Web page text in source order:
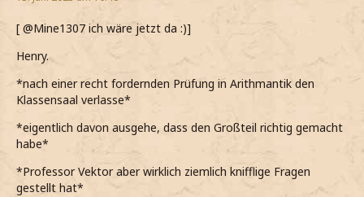
[ @Mine1307 ich wäre jetzt da :)]
Henry.
*nach einer recht fordernden Prüfung in Arithmantik den
Klassensaal verlasse*
*eigentlich davon ausgehe, dass den Großteil richtig gemacht
habe*
*Professor Vektor aber wirklich ziemlich knifflige Fragen
gestellt hat*